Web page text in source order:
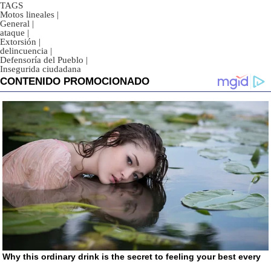
TAGS
Motos lineales |
General |
ataque |
Extorsión |
delincuencia |
Defensoría del Pueblo |
Insegurida ciudadana